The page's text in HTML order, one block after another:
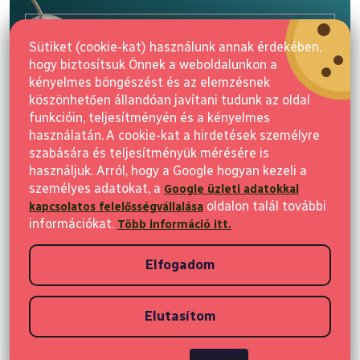
Sütiket (cookie-kat) használunk annak érdekében,
hogy biztosítsuk Önnek a weboldalunkon a
kényelmes böngészést és az elemzésnek
köszönhetően állandóan javítani tudunk az oldal
funkcióin, teljesítményén és a kényelmes
használatán. A cookie-kat a hirdetések személyre
szabására és teljesítményük mérésére is
használjuk. Arról, hogy a Google hogyan kezeli a
személyes adatokat, a Google üzleti adatokkal
kapcsolatos felelősségvállalása oldalon talál további
információkat. Több információ itt.
Beállítások
Elutasítom
Elfogadom
Feliratkozás
Vásárlás
Vásárlási információk
Copyright 2026Elvisia. Minden jog fenntartva.